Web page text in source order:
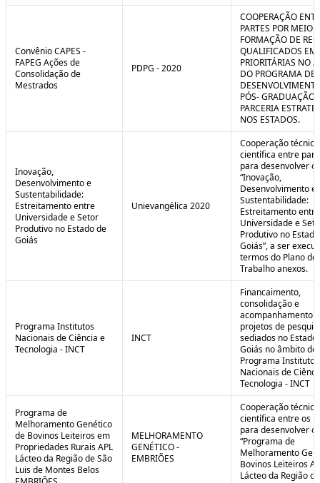
Convênio CAPES -
FAPEG Ações de
Consolidação de
Mestrados
PDPG - 2020
COOPERAÇÃO
PARTES POR MEIO
FORMAÇÃO DE
QUALIFICADOS EM
PRIORITÁRIAS NO
DO PROGRAMA DE
PÓS- GRADUAÇÃO
PARCERIA
NOS ESTADOS.
Inovação,
Desenvolvimento e
Sustentabilidade:
Estreitamento entre
Universidade e Setor
Produtivo no Estado de
Goiás
Unievangélica 2020
Cooperação
científica entre
para desenvolver o
“Inovação,
Desenvolvimento e
Sustentabilidade:
Estreitamento entre
Universidade e
Produtivo no
Goiás”, a ser
termos do Plano de
Trabalho anexos.
Programa Institutos
Nacionais de Ciência e
Tecnologia - INCT
INCT
Financaimento,
consolidação e
acompanhamento
projetos de
sediados no Estado
Goiás no âmbito do
Programa Institutos
Nacionais de
Tecnologia - INCT
Programa de
Melhoramento Genético
de Bovinos Leiteiros em
Propriedades Rurais APL
Lácteo da Região de São
Luis de Montes Belos
MELHORAMENTO
GENÉTICO -
EMBRIÕES
Cooperação
científica entre os
para desenvolver o
“Programa de
Melhoramento
Bovinos Leiteiros
Lácteo da Região